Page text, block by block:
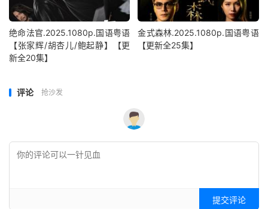
绝命法官.2025.1080p.国语粤语
【张家辉/胡杏儿/鲍起静】【更
新全20集】
金式森林.2025.1080p.国语粤语
【更新全25集】
评论 抢沙发
提交评论